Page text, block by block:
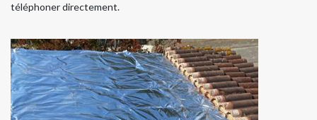
téléphoner directement.